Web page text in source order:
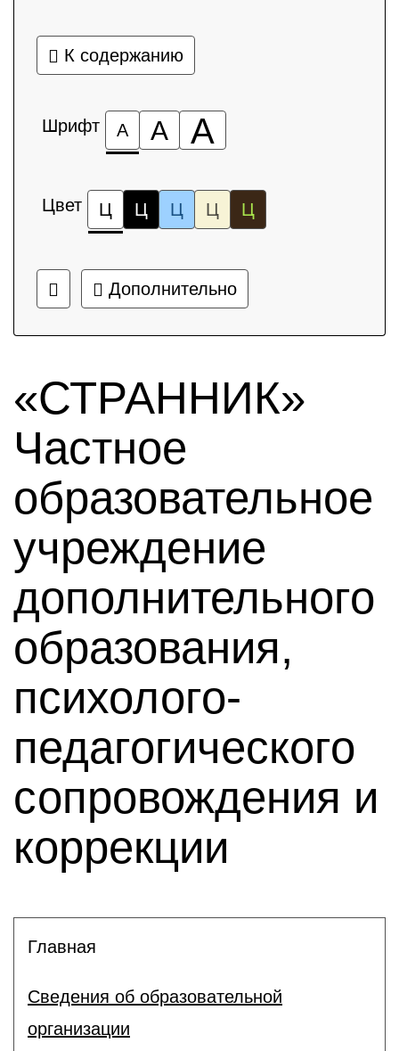
К содержанию
Шрифт А А А
Цвет Ц Ц Ц Ц Ц
Дополнительно
«СТРАННИК»
Частное
образовательное
учреждение
дополнительного
образования,
психолого-
педагогического
сопровождения и
коррекции
Главная
Сведения об образовательной
организации